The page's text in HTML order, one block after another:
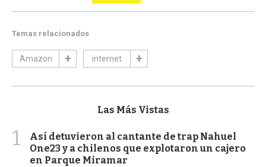
Temas relacionados
Amazon internet
Las Más Vistas
1
Así detuvieron al cantante de trap Nahuel
One23 y a chilenos que explotaron un cajero
en Parque Miramar